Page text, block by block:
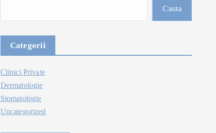
Cauta
Categorii
Clinici Private
Dermatologie
Stomatologie
Uncategorized